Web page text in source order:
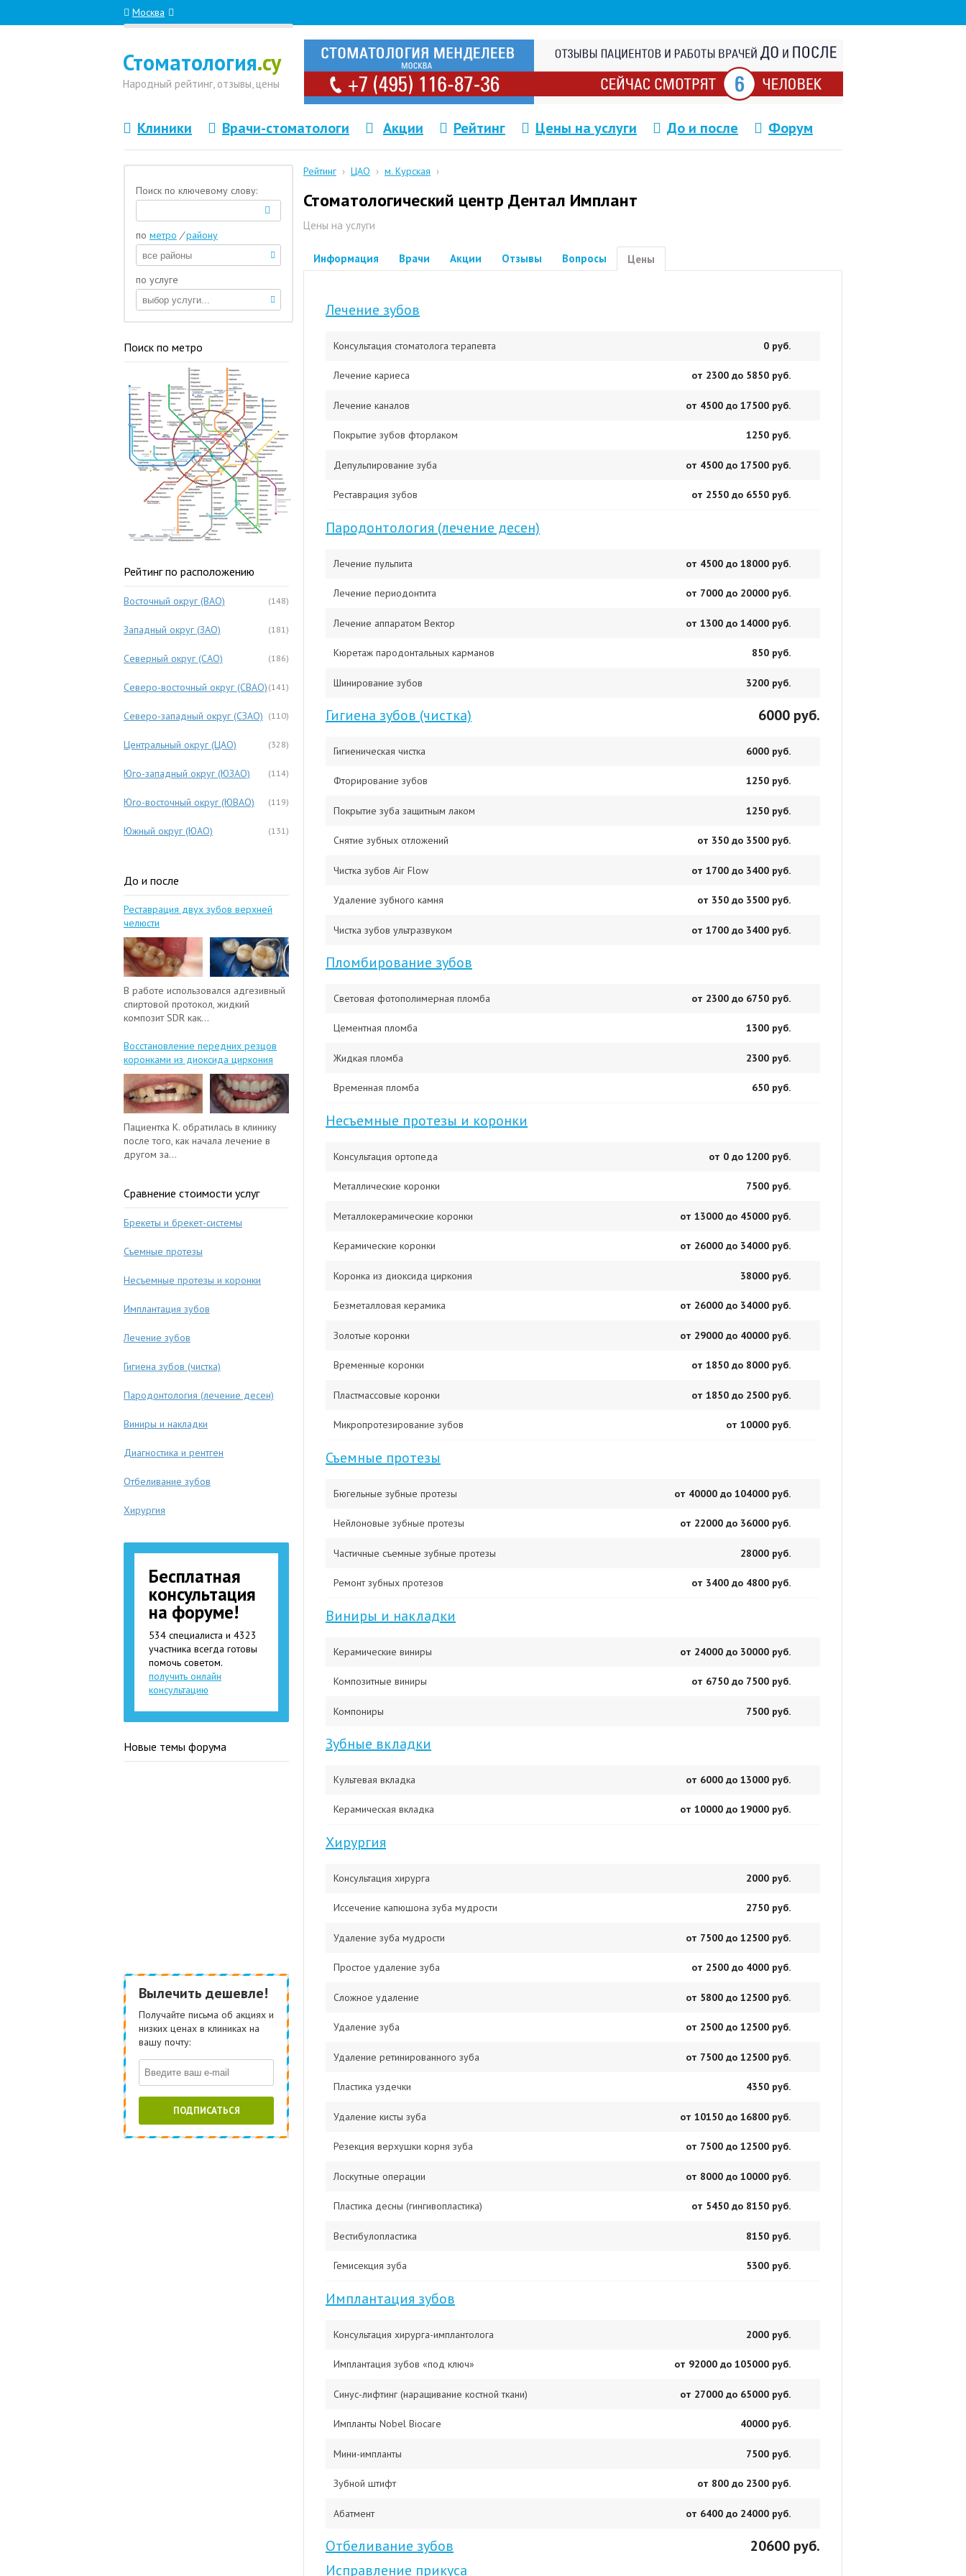
Москва
Стоматология.су
Народный рейтинг, отзывы, цены
Клиники Врачи-стоматологи Акции Рейтинг Цены на услуги До и после Форум
Рейтинг › ЦАО › м. Курская ›
Стоматологический центр Дентал Имплант
Цены на услуги
Информация Врачи Акции Отзывы Вопросы Цены
Лечение зубов
Консультация стоматолога терапевта 0 руб.
Лечение кариеса от 2300 до 5850 руб.
Лечение каналов от 4500 до 17500 руб.
Покрытие зубов фторлаком 1250 руб.
Депульпирование зуба от 4500 до 17500 руб.
Реставрация зубов от 2550 до 6550 руб.
Пародонтология (лечение десен)
Лечение пульпита от 4500 до 18000 руб.
Лечение периодонтита от 7000 до 20000 руб.
Лечение аппаратом Вектор от 1300 до 14000 руб.
Кюретаж пародонтальных карманов 850 руб.
Шинирование зубов 3200 руб.
Гигиена зубов (чистка) 6000 руб.
Гигиеническая чистка 6000 руб.
Фторирование зубов 1250 руб.
Покрытие зуба защитным лаком 1250 руб.
Снятие зубных отложений от 350 до 3500 руб.
Чистка зубов Air Flow от 1700 до 3400 руб.
Удаление зубного камня от 350 до 3500 руб.
Чистка зубов ультразвуком от 1700 до 3400 руб.
Пломбирование зубов
Световая фотополимерная пломба от 2300 до 6750 руб.
Цементная пломба 1300 руб.
Жидкая пломба 2300 руб.
Временная пломба 650 руб.
Несъемные протезы и коронки
Консультация ортопеда от 0 до 1200 руб.
Металлические коронки 7500 руб.
Металлокерамические коронки от 13000 до 45000 руб.
Керамические коронки от 26000 до 34000 руб.
Коронка из диоксида циркония 38000 руб.
Безметалловая керамика от 26000 до 34000 руб.
Золотые коронки от 29000 до 40000 руб.
Временные коронки от 1850 до 8000 руб.
Пластмассовые коронки от 1850 до 2500 руб.
Микропротезирование зубов от 10000 руб.
Съемные протезы
Бюгельные зубные протезы от 40000 до 104000 руб.
Нейлоновые зубные протезы от 22000 до 36000 руб.
Частичные съемные зубные протезы 28000 руб.
Ремонт зубных протезов от 3400 до 4800 руб.
Виниры и накладки
Керамические виниры от 24000 до 30000 руб.
Композитные виниры от 6750 до 7500 руб.
Компониры 7500 руб.
Зубные вкладки
Культевая вкладка от 6000 до 13000 руб.
Керамическая вкладка от 10000 до 19000 руб.
Хирургия
Консультация хирурга 2000 руб.
Иссечение капюшона зуба мудрости 2750 руб.
Удаление зуба мудрости от 7500 до 12500 руб.
Простое удаление зуба от 2500 до 4000 руб.
Сложное удаление от 5800 до 12500 руб.
Удаление зуба от 2500 до 12500 руб.
Удаление ретинированного зуба от 7500 до 12500 руб.
Пластика уздечки 4350 руб.
Удаление кисты зуба от 10150 до 16800 руб.
Резекция верхушки корня зуба от 7500 до 12500 руб.
Лоскутные операции от 8000 до 10000 руб.
Пластика десны (гингивопластика) от 5450 до 8150 руб.
Вестибулопластика 8150 руб.
Гемисекция зуба 5300 руб.
Имплантация зубов
Консультация хирурга-имплантолога 2000 руб.
Имплантация зубов «под ключ» от 92000 до 105000 руб.
Синус-лифтинг (наращивание костной ткани) от 27000 до 65000 руб.
Импланты Nobel Biocare 40000 руб.
Мини-импланты 7500 руб.
Зубной штифт от 800 до 2300 руб.
Абатмент от 6400 до 24000 руб.
Отбеливание зубов
20600 руб.
Исправление прикуса
Поиск по ключевому слову:
по метро / району
по услуге
Поиск по метро
Рейтинг по расположению
(148)
Восточный округ (ВАО)
(181)
Западный округ (ЗАО)
(186)
Северный округ (САО)
(141)
Северо-восточный округ (СВАО)
(110)
Северо-западный округ (СЗАО)
(328)
Центральный округ (ЦАО)
(114)
Юго-западный округ (ЮЗАО)
(119)
Юго-восточный округ (ЮВАО)
(131)
Южный округ (ЮАО)
До и после
Реставрация двух зубов верхней
челюсти
В работе использовался адгезивный
спиртовой протокол, жидкий
композит SDR как...
Восстановление передних резцов
коронками из диоксида циркония
Пациентка К. обратилась в клинику
после того, как начала лечение в
другом за...
Сравнение стоимости услуг
Брекеты и брекет-системы
Съемные протезы
Несъемные протезы и коронки
Имплантация зубов
Лечение зубов
Гигиена зубов (чистка)
Пародонтология (лечение десен)
Виниры и накладки
Диагностика и рентген
Отбеливание зубов
Хирургия
Бесплатная
консультация
на форуме!
534 специалиста и 4323
участника всегда готовы
помочь советом.
получить онлайн
консультацию
Новые темы форума
Вылечить дешевле!
Получайте письма об акциях и
низких ценах в клиниках на
вашу почту:
ПОДПИСАТЬСЯ